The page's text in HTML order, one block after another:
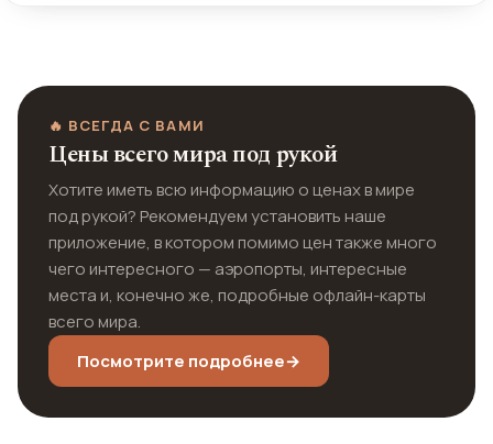
🔥 ВСЕГДА С ВАМИ
Цены всего мира под рукой
Хотите иметь всю информацию о ценах в мире
под рукой? Рекомендуем установить наше
приложение, в котором помимо цен также много
чего интересного — аэропорты, интересные
места и, конечно же, подробные офлайн-карты
всего мира.
Посмотрите подробнее→